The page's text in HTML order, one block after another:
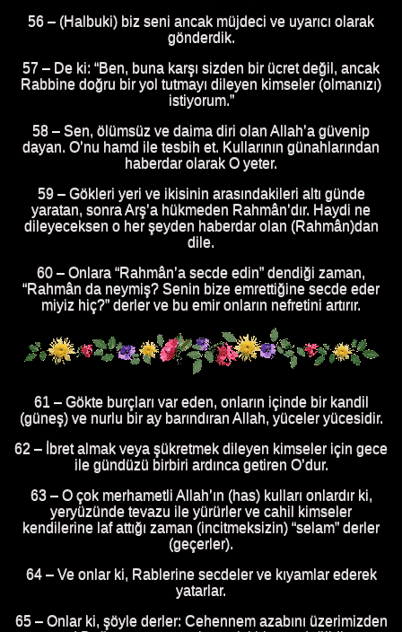
56 – (Halbuki) biz seni ancak müjdeci ve uyarıcı olarak
gönderdik.
57 – De ki: “Ben, buna karşı sizden bir ücret değil, ancak
Rabbine doğru bir yol tutmayı dileyen kimseler (olmanızı)
istiyorum.”
58 – Sen, ölümsüz ve daima diri olan Allah’a güvenip
dayan. O’nu hamd ile tesbih et. Kullarının günahlarından
haberdar olarak O yeter.
59 – Gökleri yeri ve ikisinin arasındakileri altı günde
yaratan, sonra Arş’a hükmeden Rahmân’dır. Haydi ne
dileyeceksen o her şeyden haberdar olan (Rahmân)dan
dile.
60 – Onlara “Rahmân’a secde edin” dendiği zaman,
“Rahmân da neymiş? Senin bize emrettiğine secde eder
miyiz hiç?” derler ve bu emir onların nefretini artırır.
61 – Gökte burçları var eden, onların içinde bir kandil
(güneş) ve nurlu bir ay barındıran Allah, yüceler yücesidir.
62 – İbret almak veya şükretmek dileyen kimseler için gece
ile gündüzü birbiri ardınca getiren O’dur.
63 – O çok merhametli Allah’ın (has) kulları onlardır ki,
yeryüzünde tevazu ile yürürler ve cahil kimseler
kendilerine laf attığı zaman (incitmeksizin) “selam” derler
(geçerler).
64 – Ve onlar ki, Rablerine secdeler ve kıyamlar ederek
yatarlar.
65 – Onlar ki, şöyle derler: Cehennem azabını üzerimizden